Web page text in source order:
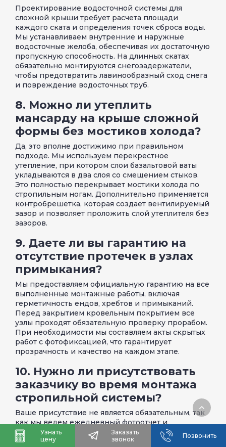
Проектирование водосточной системы для
сложной крыши требует расчета площади
каждого ската и определения точек сброса воды.
Мы устанавливаем внутренние и наружные
водосточные желоба, обеспечивая их достаточную
пропускную способность. На длинных скатах
обязательно монтируются снегозадержатели,
чтобы предотвратить лавинообразный сход снега
и повреждение водосточных труб.
8. Можно ли утеплить
мансарду на крыше сложной
формы без мостиков холода?
Да, это вполне достижимо при правильном
подходе. Мы используем перекрестное
утепление, при котором слои базальтовой ваты
укладываются в два слоя со смещением стыков.
Это полностью перекрывает мостики холода по
стропильным ногам. Дополнительно применяется
контробрешетка, которая создает вентилируемый
зазор и позволяет проложить слой утеплителя без
зазоров.
9. Даете ли вы гарантию на
отсутствие протечек в узлах
примыкания?
Мы предоставляем официальную гарантию на все
выполненные монтажные работы, включая
герметичность ендов, хребтов и примыканий.
Перед закрытием кровельным покрытием все
узлы проходят обязательную проверку прорабом.
При необходимости мы составляем акты скрытых
работ с фотофиксацией, что гарантирует
прозрачность и качество на каждом этапе.
10. Нужно ли присутствовать
заказчику во время монтажа
стропильной системы?
Ваше присутствие не является обязательным, так
как мы ведем ежедневный фотоотчет и
предоставляем доступ к онлайн-контролю этапов
работ. Однако мы рекомендуем согласовать с
Узнать
цену
Заказать
звонок
Позвонить